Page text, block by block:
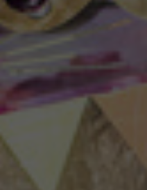
Spielstätten
Spielzeitheft